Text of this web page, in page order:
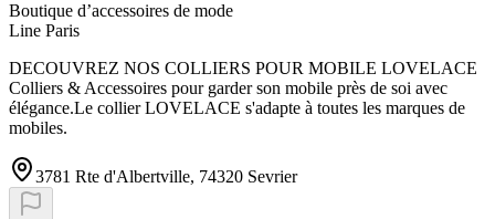
Boutique d’accessoires de mode
Line Paris
DECOUVREZ NOS COLLIERS POUR MOBILE LOVELACE
Colliers & Accessoires pour garder son mobile près de soi avec
élégance.Le collier LOVELACE s'adapte à toutes les marques de
mobiles.
3781 Rte d'Albertville, 74320 Sevrier